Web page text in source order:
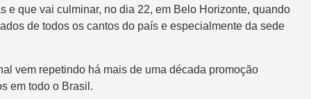
e que vai culminar, no dia 22, em Belo Horizonte, quando
de todos os cantos do país e especialmente da sede
vem repetindo há mais de uma década promoção
em todo o Brasil.